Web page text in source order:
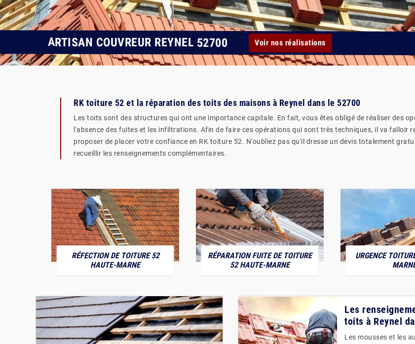
ARTISAN COUVREUR REYNEL 52700 Voir nos réalisations
RK toiture 52 et la réparation des toits des maisons à Reynel dans le 52700
Les toits sont des structures qui ont une importance capitale. En fait, vous êtes obligé de réaliser des
l'absence des fuites et les infiltrations. Afin de faire ces opérations qui sont très techniques, il va falloir
proposer de placer votre confiance en RK toiture 52. N'oubliez pas qu'il dresse un devis totalement
recueillir les renseignements complémentaires.
RÉFECTION DE TOITURE 52
HAUTE-MARNE
RÉPARATION FUITE DE TOITURE
52 HAUTE-MARNE
URGENCE
Les
toits à Reynel
Les mousses et les